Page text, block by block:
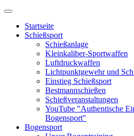
Startseite
Schießsport
Schießanlage
Kleinkaliber-Sportwaffen
Luftdruckwaffen
Lichtpunktgewehr und
Einstieg Schießsport
Bestmannschießen
Schießveranstaltungen
YouTube "Authentische
Bogensport"
Bogensport